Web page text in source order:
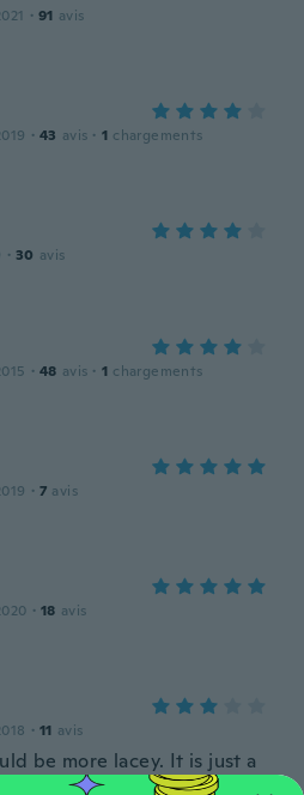
· 91 avis
· 43 avis · 1 chargements
· 30 avis
· 48 avis · 1 chargements
· 7 avis
· 18 avis
· 11 avis
be more lacey. It is just a
I do like it.